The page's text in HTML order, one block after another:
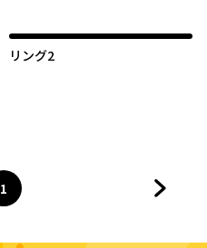
リング2
ページ
1
へ